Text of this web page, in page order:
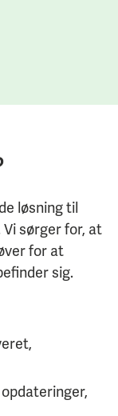
løsning til
sørger for, at
for at
sig.